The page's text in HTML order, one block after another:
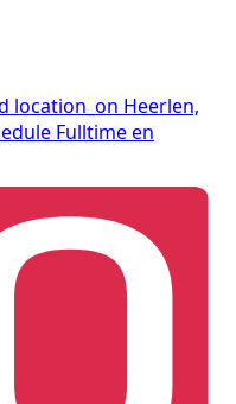
location_on Heerlen,
Fulltime en